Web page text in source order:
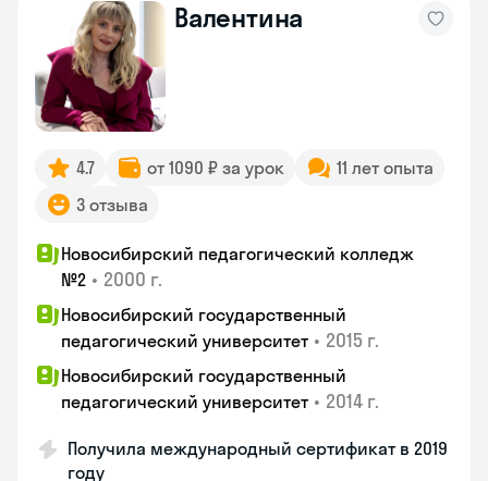
Валентина
4.7 от 1090 ₽ за урок
11 лет опыта
3 отзыва
Новосибирский педагогический колледж
№2 • 2000 г.
Новосибирский государственный
педагогический университет • 2015 г.
Новосибирский государственный
педагогический университет • 2014 г.
Получила международный сертификат в 2019
году